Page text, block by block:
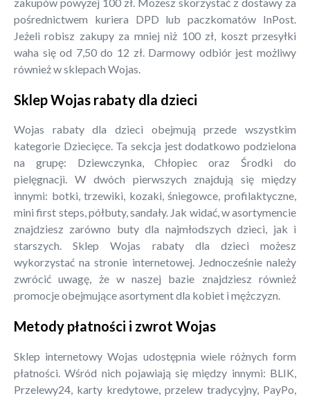
pośrednictwem kuriera DPD lub paczkomatów InPost.
Jeżeli robisz zakupy za mniej niż 100 zł, koszt przesyłki
waha się od 7,50 do 12 zł. Darmowy odbiór jest możliwy
również w sklepach Wojas.
Sklep Wojas rabaty dla dzieci
Wojas rabaty dla dzieci obejmują przede wszystkim
kategorie Dziecięce. Ta sekcja jest dodatkowo podzielona
na grupę: Dziewczynka, Chłopiec oraz Środki do
pielęgnacji. W dwóch pierwszych znajdują się między
innymi: botki, trzewiki, kozaki, śniegowce, profilaktyczne,
mini first steps, półbuty, sandały. Jak widać, w asortymencie
znajdziesz zarówno buty dla najmłodszych dzieci, jak i
starszych. Sklep Wojas rabaty dla dzieci możesz
wykorzystać na stronie internetowej. Jednocześnie należy
zwrócić uwagę, że w naszej bazie znajdziesz również
promocje obejmujące asortyment dla kobiet i mężczyzn.
Metody płatności i zwrot Wojas
Sklep internetowy Wojas udostępnia wiele różnych form
płatności. Wśród nich pojawiają się między innymi: BLIK,
Przelewy24, karty kredytowe, przelew tradycyjny, PayPo,